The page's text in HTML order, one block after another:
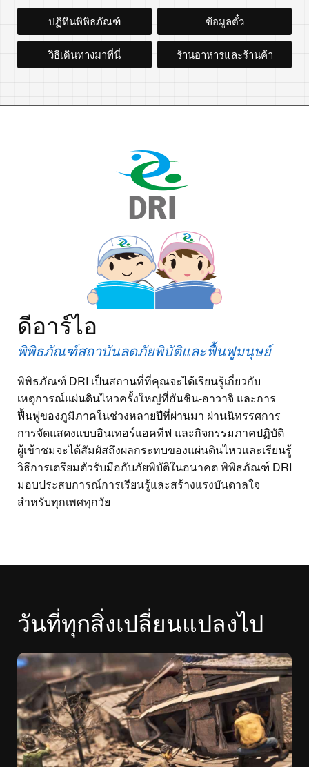
ปฏิทินพิพิธภัณฑ์ ข้อมูลตั๋ว
วิธีเดินทางมาที่นี่ ร้านอาหารและร้านค้า
ดีอาร์ไอ
พิพิธภัณฑ์สถาบันลดภัยพิบัติและฟื้นฟูมนุษย์
พิพิธภัณฑ์ DRI เป็นสถานที่ที่คุณจะได้เรียนรู้เกี่ยวกับ
เหตุการณ์แผ่นดินไหวครั้งใหญ่ที่ฮันชิน-อาวาจิ และการ
ฟื้นฟูของภูมิภาคในช่วงหลายปีที่ผ่านมา ผ่านนิทรรศการ
การจัดแสดงแบบอินเทอร์แอคทีฟ และกิจกรรมภาคปฏิบัติ
ผู้เข้าชมจะได้สัมผัสถึงผลกระทบของแผ่นดินไหวและเรียนรู้
วิธีการเตรียมตัวรับมือกับภัยพิบัติในอนาคต พิพิธภัณฑ์ DRI
มอบประสบการณ์การเรียนรู้และสร้างแรงบันดาลใจ
สำหรับทุกเพศทุกวัย
วันที่ทุกสิ่งเปลี่ยนแปลงไป